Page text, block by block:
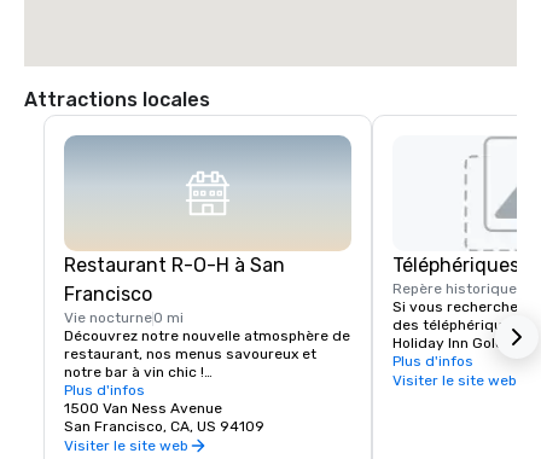
Attractions locales
Restaurant R-O-H à San
Francisco
Vie nocturne0 mi
Découvrez notre nouvelle atmosphère de
restaurant, nos menus savoureux et
notre bar à vin chic !
Les clients séjournant à l'hôtel Holiday
Inn San Francisco n'ont pas à s'aventurer
bien loin pour trouver un délicieux
Plus d'infos
1500 Van Ness Avenue
San Francisco, CA, US 94109
Visiter le site web
Téléphériques
Repère historique
Si vous recherchez
des téléphériques
Holiday Inn Golden
quelques pas de
téléphériques
Plus d'infos
Visiter le site web